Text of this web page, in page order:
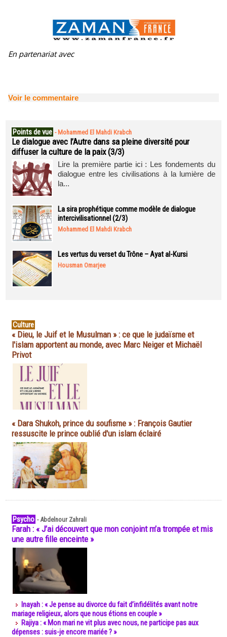
En partenariat avec
Voir le commentaire
Points de vue - Mohammed El Mahdi Krabch
Le dialogue avec l’Autre dans sa pleine diversité pour
diffuser la culture de la paix (3/3)
Lire la première partie ici : Les fondements du
dialogue entre les civilisations à la lumière de
la...
La sira prophétique comme modèle de dialogue
intercivilisationnel (2/3)
Mohammed El Mahdi Krabch
Les vertus du verset du Trône – Ayat al-Kursi
Housman Omarjee
Culture
« Dieu, le Juif et le Musulman » : ce que le judaïsme et
l'islam apportent au monde, avec Marc Neiger et Michaël
Privot
« Dara Shukoh, prince du soufisme » : François Gautier
ressuscite le prince oublié d'un islam éclairé
Psycho -Abdelnour Zahrali
Farah : « J’ai découvert que mon conjoint m’a trompée et mis
une autre fille enceinte »
Inayah : « Je pense au divorce du fait d’infidélités avant notre
mariage religieux, alors que nous étions en couple »
Rajiya : « Mon mari ne vit plus avec nous, ne participe pas aux
dépenses : suis-je encore mariée ? »